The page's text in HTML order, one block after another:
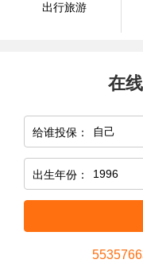
出行旅游
在
给谁投保：
出生年份：